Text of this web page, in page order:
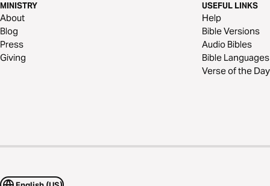
MINISTRY
About
Blog
Press
Giving
USEFUL LINKS
Help
Bible Versions
Audio Bibles
Bible Languages
Verse of the Day